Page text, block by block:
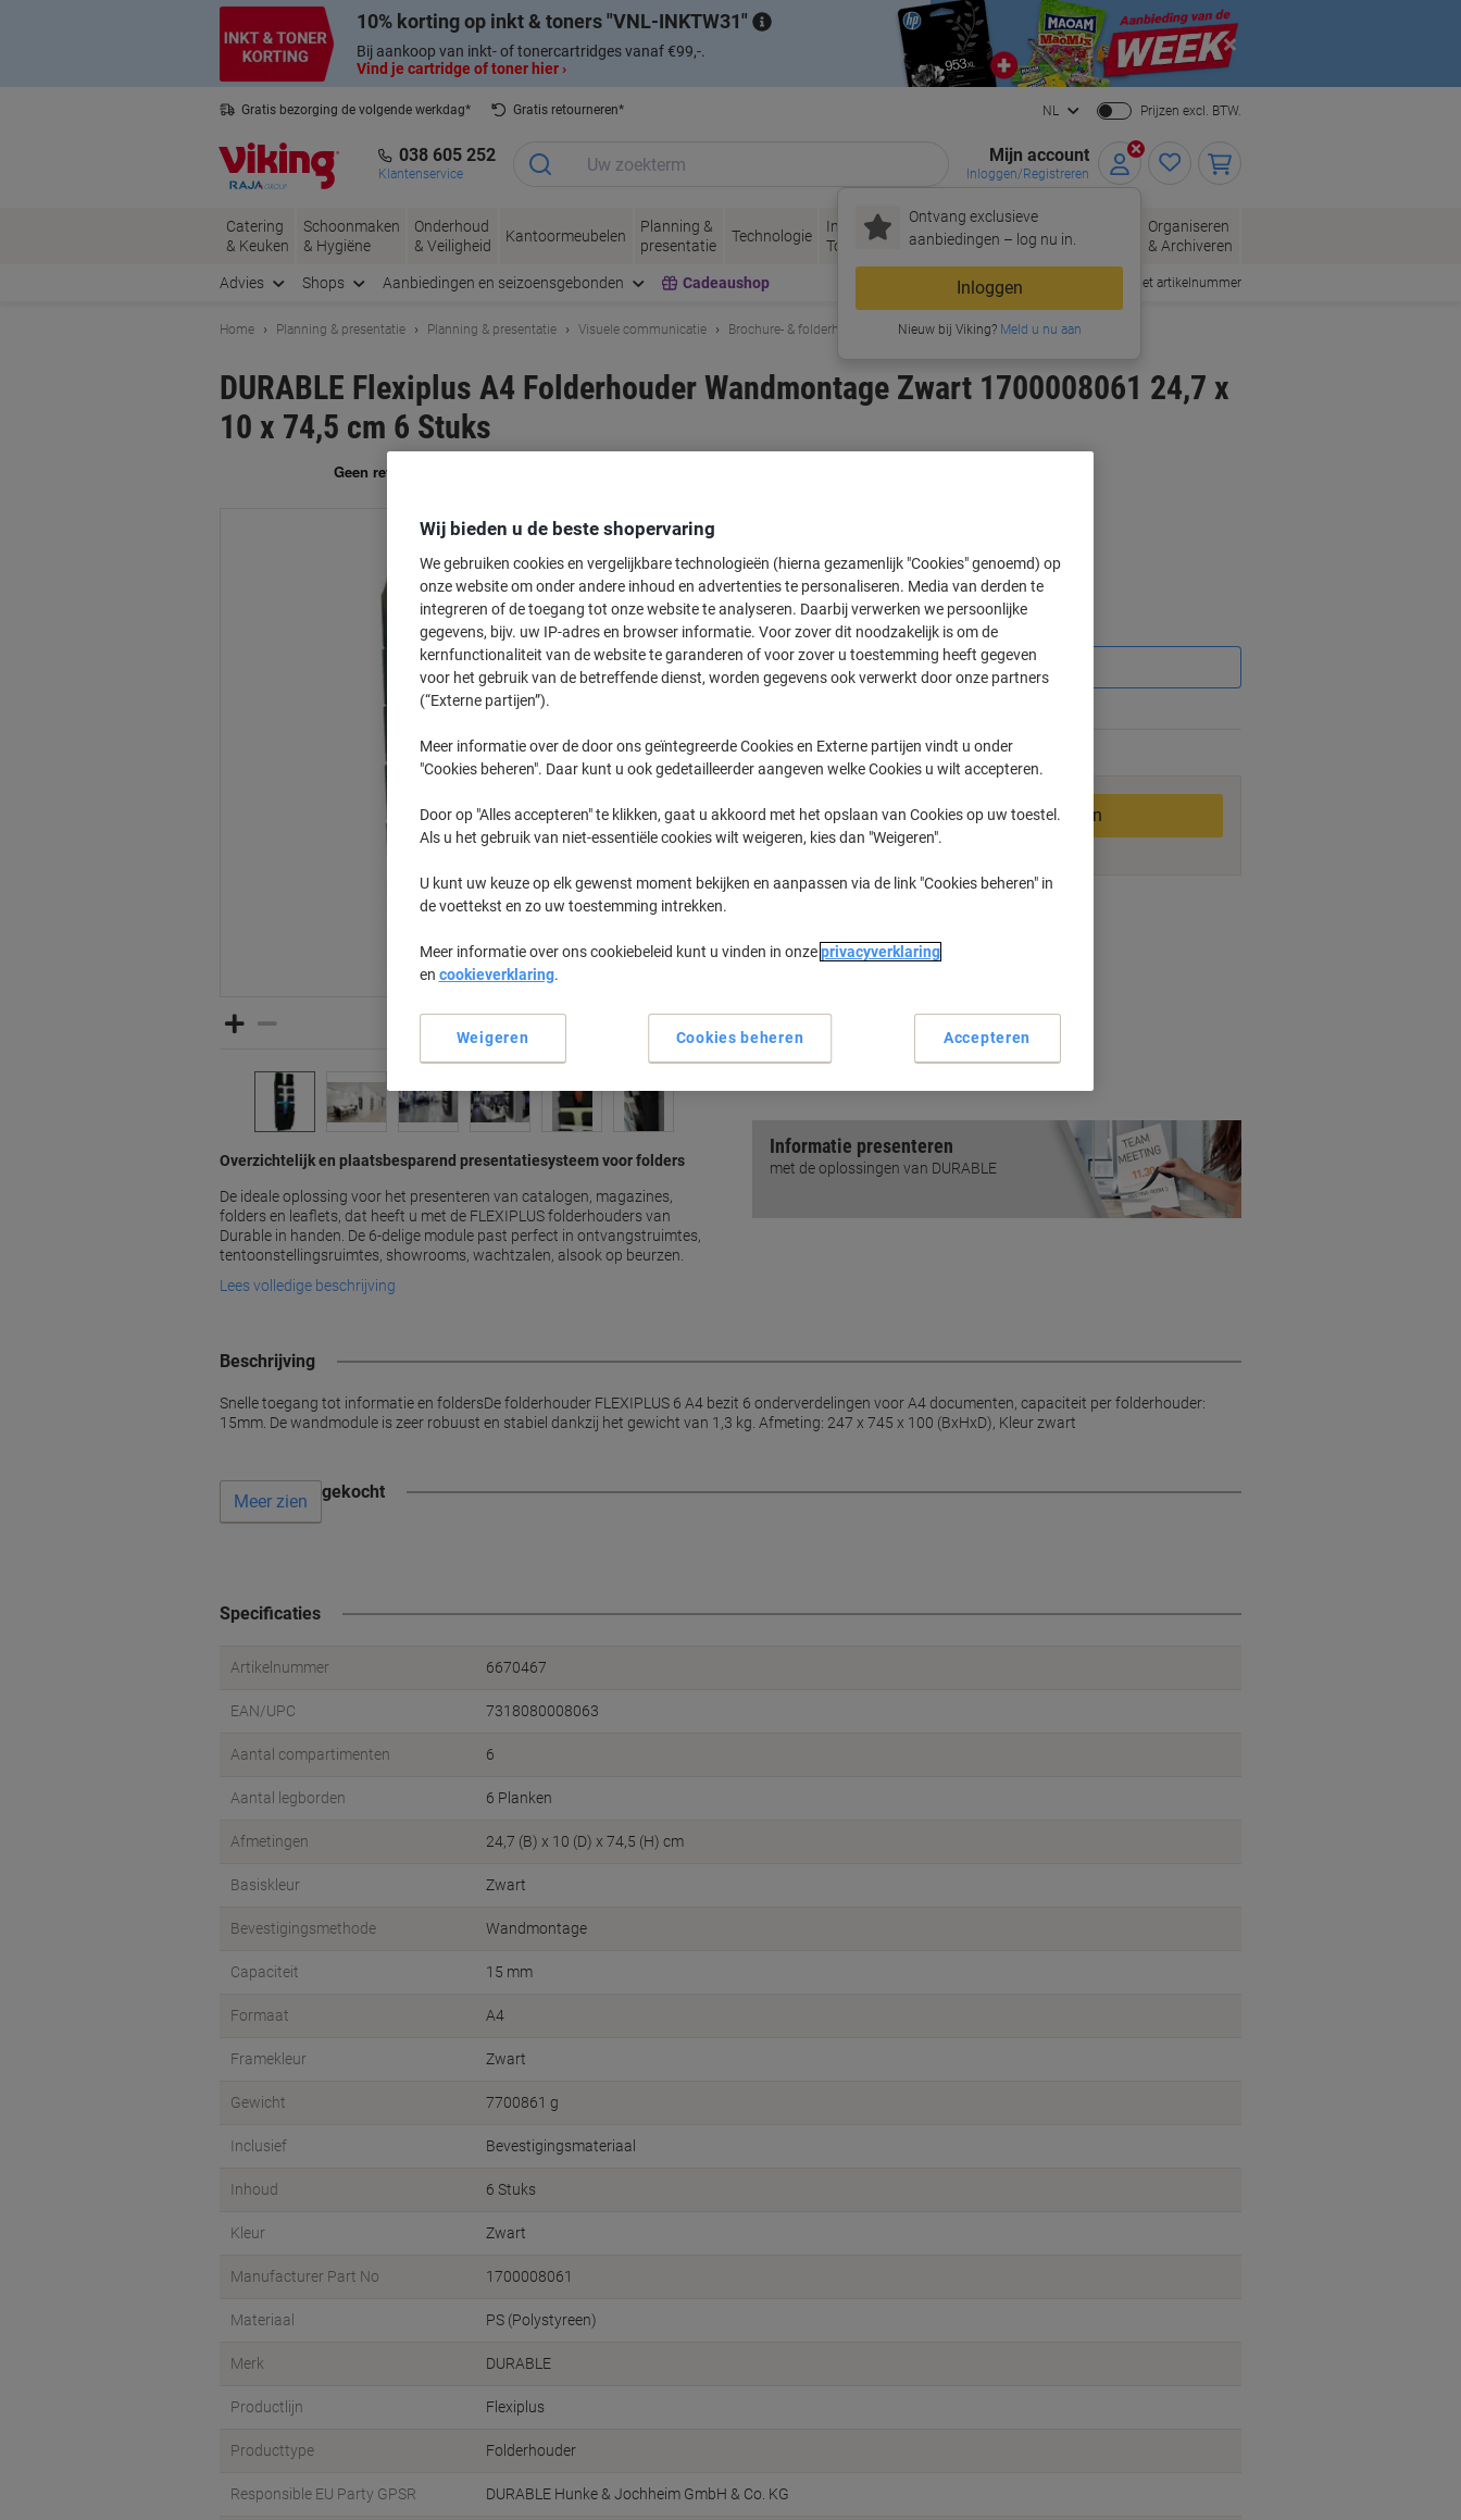
10% korting op inkt & toners VNL-INKTW31
Bij aankoop van inkt- of tonercartridges vanaf €99,-.
Vind je cartridge of toner hier ›
Close
Gratis bezorging de volgende werkdag*
Gratis retourneren*
NL Prijzen excl. BTW.
038 605 252
Klantenservice
Mijn account
Inloggen/Registreren
Ontvang exclusieve
aanbiedingen – log nu in.
Inloggen
Nieuw bij Viking?Meld u nu aan
Catering
& Keuken
Schoonmaken
& Hygiëne
Onderhoud
& Veiligheid
Kantoormeubelen
Planning &
presentatie
Technologie
Inkt &
Toner
Papier, Enveloppen
& Verpakken
Kantoorartikelen
Organiseren
& Archiveren
Advies Shops Aanbiedingen en seizoensgebonden Cadeaushop Snel bestellen met artikelnummer
Home Planning & presentatie Planning & presentatie Visuele communicatie Brochure- & folderhouders
DURABLE Flexiplus A4 Folderhouder Wandmontage Zwart 1700008061 24,7 x
10 x 74,5 cm 6 Stuks
Overzichtelijk en plaatsbesparend presentatiesysteem voor folders
De ideale oplossing voor het presenteren van catalogen, magazines,
folders en leaflets, dat heeft u met de FLEXIPLUS folderhouders van
Durable in handen. De 6-delige module past perfect in ontvangstruimtes,
tentoonstellingsruimtes, showrooms, wachtzalen, alsook op beurzen.
Lees volledige beschrijving
44,27 € Incl. btw
Aantal Excl. btw
Pakken
Momenteel op voorraad
In winkelwagen
Aan een lijst toevoegen
Belangrijkste specificaties
Capaciteit per vak: 15 mm
Informatie presenteren
met de oplossingen van DURABLE
Beschrijving
Snelle toegang tot informatie en foldersDe folderhouder FLEXIPLUS 6 A4 bezit 6 onderverdelingen voor A4 documenten, capaciteit per folderhouder:
15mm. De wandmodule is zeer robuust en stabiel dankzij het gewicht van 1,3 kg. Afmeting: 247 x 745 x 100 (BxHxD), Kleur zwart
Vaak samen gekocht
Meer zien
Specificaties
Artikelnummer 6670467
EAN/UPC 7318080008063
Aantal compartimenten 6
Aantal legborden 6 Planken
Afmetingen 24,7 (B) x 10 (D) x 74,5 (H) cm
Basiskleur Zwart
Bevestigingsmethode Wandmontage
Capaciteit 15 mm
Formaat A4
Framekleur Zwart
Gewicht 7700861 g
Inclusief Bevestigingsmateriaal
Inhoud 6 Stuks
Kleur Zwart
Manufacturer Part No 1700008061
Materiaal PS (Polystyreen)
Merk DURABLE
Productlijn Flexiplus
Producttype Folderhouder
Responsible EU Party GPSR DURABLE Hunke & Jochheim GmbH & Co. KG
Wij bieden u de beste shopervaring
We gebruiken cookies en vergelijkbare technologieën (hierna gezamenlijk "Cookies" genoemd) op
onze website om onder andere inhoud en advertenties te personaliseren. Media van derden te
integreren of de toegang tot onze website te analyseren. Daarbij verwerken we persoonlijke
gegevens, bijv. uw IP-adres en browser informatie. Voor zover dit noodzakelijk is om de
kernfunctionaliteit van de website te garanderen of voor zover u toestemming heeft gegeven
voor het gebruik van de betreffende dienst, worden gegevens ook verwerkt door onze partners
(“Externe partijen”).
Meer informatie over de door ons geïntegreerde Cookies en Externe partijen vindt u onder
"Cookies beheren". Daar kunt u ook gedetailleerder aangeven welke Cookies u wilt accepteren.
Door op "Alles accepteren" te klikken, gaat u akkoord met het opslaan van Cookies op uw toestel.
Als u het gebruik van niet-essentiële cookies wilt weigeren, kies dan "Weigeren".
U kunt uw keuze op elk gewenst moment bekijken en aanpassen via de link "Cookies beheren" in
de voettekst en zo uw toestemming intrekken.
Meer informatie over ons cookiebeleid kunt u vinden in onzeprivacyverklaring
en cookieverklaring.
Cookies beheren
Weigeren Accepteren